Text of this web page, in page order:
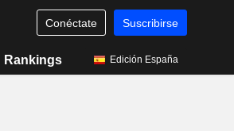
Conéctate Suscribirse
Rankings Edición España